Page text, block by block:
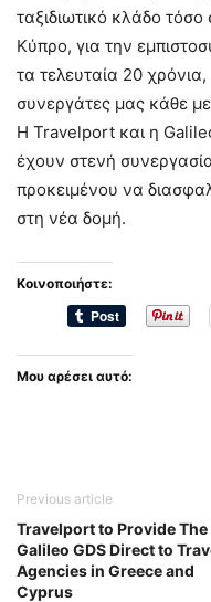
ταξιδιωτικό κλάδο
Κύπρο, για την
τα τελευταία 20
συνεργάτες μας κάθε
Η Travelport και η
έχουν στενή
προκειμένου να
στη νέα δομή.
Κοινοποιήστε:
Μου αρέσει αυτό:
Previous article
Travelport to Provide The
Galileo GDS Direct to
Agencies in Greece and
Cyprus